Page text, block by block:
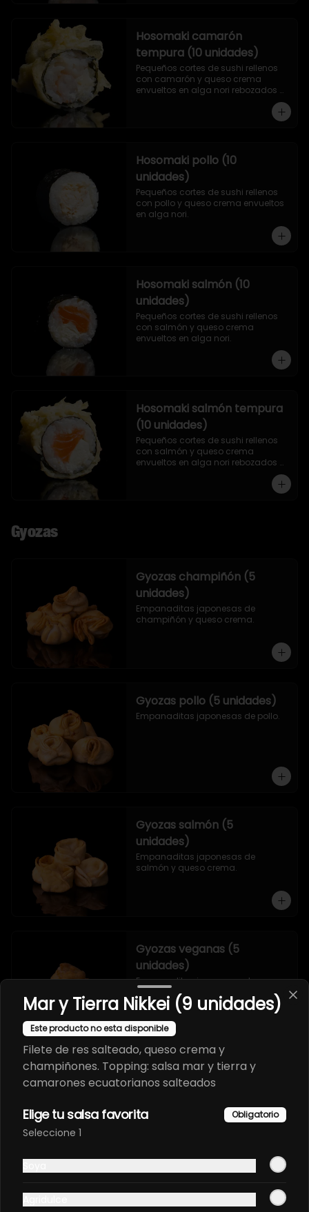
Hosomaki camarón
tempura (10 unidades)
Pequeños cortes de sushi rellenos
con camarón y queso crema
envueltos en alga nori rebozados
Hosomaki pollo (10
unidades)
Pequeños cortes de sushi rellenos
con pollo y queso crema envueltos
en alga nori.
Hosomaki salmón (10
unidades)
Pequeños cortes de sushi rellenos
con salmón y queso crema
envueltos en alga nori.
Hosomaki salmón tempura
(10 unidades)
Pequeños cortes de sushi rellenos
con salmón y queso crema
envueltos en alga nori rebozados
Gyozas
Gyozas champiñón (5
unidades)
Empanaditas japonesas de
champiñón y queso crema.
Gyozas pollo (5 unidades)
Empanaditas japonesas de pollo.
Gyozas salmón (5
unidades)
Empanaditas japonesas de
salmón y queso crema.
Gyozas veganas (5
unidades)
Empanaditas japonesas de
verduras.
Sashimi
Sashimi atún (8 unidades)
Mar y Tierra Nikkei (9 unidades)
Este producto no esta disponible
Filete de res salteado, queso crema y
champiñones. Topping: salsa mar y tierra y
camarones ecuatorianos salteados
Elige tu salsa favorita Obligatorio
Seleccione 1